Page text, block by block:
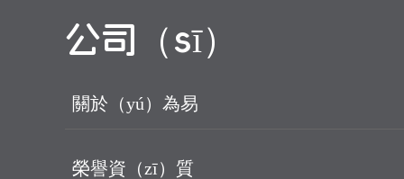
公司（sī）
關於（yú）為易
榮譽資（zī）質